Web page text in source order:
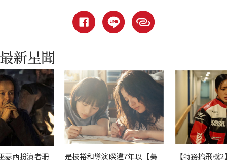
瑟西扮演者珊 是枝裕和導演睽違7年以【驀 【特務搞飛機